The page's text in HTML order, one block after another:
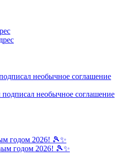
необычное соглашение
необычное соглашение
годом 2026! 🎾✨
годом 2026! 🎾✨